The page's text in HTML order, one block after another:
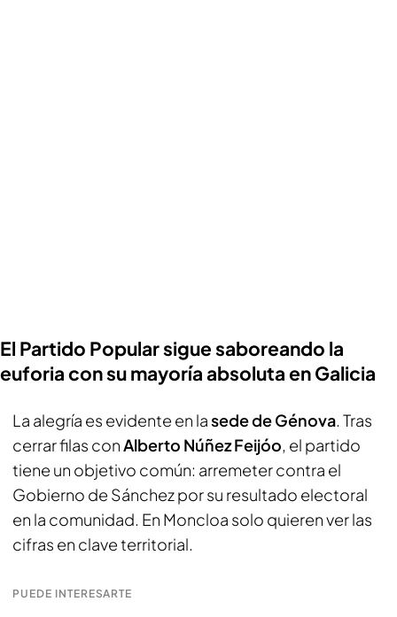
El Partido Popular sigue saboreando la
euforia con su mayoría absoluta en Galicia
La alegría es evidente en lasede de Génova. Tras
cerrar filas conAlberto Núñez Feijóo, el partido
tiene un objetivo común: arremeter contra el
Gobierno de Sánchez por su resultado electoral
en la comunidad. En Moncloa solo quieren ver las
cifras en clave territorial.
PUEDE INTERESARTE